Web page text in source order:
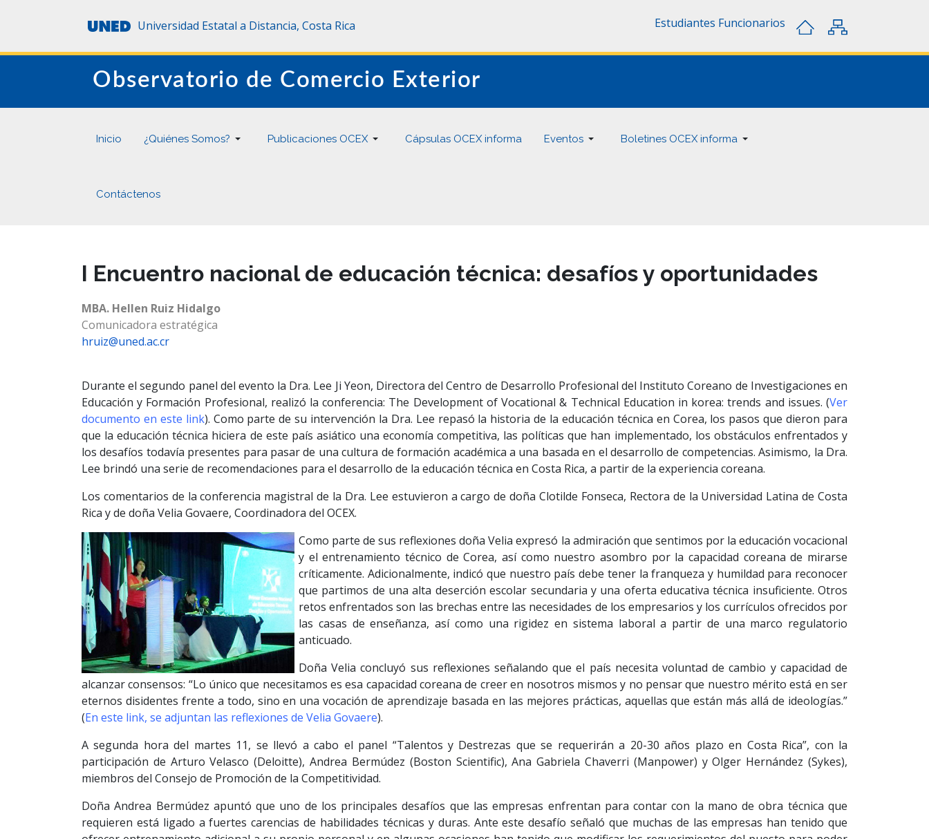
Universidad Estatal a Distancia, Costa Rica Estudiantes Funcionarios
Observatorio de Comercio Exterior
Inicio ¿Quiénes Somos? Publicaciones OCEX Cápsulas OCEX informa Eventos Boletines OCEX informa
Contáctenos
I Encuentro nacional de educación técnica: desafíos y oportunidades
MBA. Hellen Ruiz Hidalgo
Comunicadora estratégica
hruiz@uned.ac.cr
Durante el segundo panel del evento la Dra. Lee Ji Yeon, Directora del Centro de Desarrollo Profesional del Instituto Coreano de Investigaciones en
Educación y Formación Profesional, realizó la conferencia: The Development of Vocational & Technical Education in korea: trends and issues. (Ver
documento en este link). Como parte de su intervención la Dra. Lee repasó la historia de la educación técnica en Corea, los pasos que dieron para
que la educación técnica hiciera de este país asiático una economía competitiva, las políticas que han implementado, los obstáculos enfrentados y
los desafíos todavía presentes para pasar de una cultura de formación académica a una basada en el desarrollo de competencias. Asimismo, la Dra.
Lee brindó una serie de recomendaciones para el desarrollo de la educación técnica en Costa Rica, a partir de la experiencia coreana.
Los comentarios de la conferencia magistral de la Dra. Lee estuvieron a cargo de doña Clotilde Fonseca, Rectora de la Universidad Latina de Costa
Rica y de doña Velia Govaere, Coordinadora del OCEX.
Como parte de sus reflexiones doña Velia expresó la admiración que sentimos por la educación vocacional
y el entrenamiento técnico de Corea, así como nuestro asombro por la capacidad coreana de mirarse
críticamente. Adicionalmente, indicó que nuestro país debe tener la franqueza y humildad para reconocer
que partimos de una alta deserción escolar secundaria y una oferta educativa técnica insuficiente. Otros
retos enfrentados son las brechas entre las necesidades de los empresarios y los currículos ofrecidos por
las casas de enseñanza, así como una rigidez en sistema laboral a partir de una marco regulatorio
anticuado.
Doña Velia concluyó sus reflexiones señalando que el país necesita voluntad de cambio y capacidad de
alcanzar consensos: “Lo único que necesitamos es esa capacidad coreana de creer en nosotros mismos y no pensar que nuestro mérito está en ser
eternos disidentes frente a todo, sino en una vocación de aprendizaje basada en las mejores prácticas, aquellas que están más allá de ideologías.”
(En este link, se adjuntan las reflexiones de Velia Govaere).
A segunda hora del martes 11, se llevó a cabo el panel “Talentos y Destrezas que se requerirán a 20-30 años plazo en Costa Rica”, con la
participación de Arturo Velasco (Deloitte), Andrea Bermúdez (Boston Scientific), Ana Gabriela Chaverri (Manpower) y Olger Hernández (Sykes),
miembros del Consejo de Promoción de la Competitividad.
Doña Andrea Bermúdez apuntó que uno de los principales desafíos que las empresas enfrentan para contar con la mano de obra técnica que
requieren está ligado a fuertes carencias de habilidades técnicas y duras. Ante este desafío señaló que muchas de las empresas han tenido que